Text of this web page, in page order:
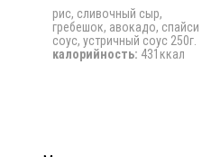
рис, сливочный сыр,
гребешок, авокадо, спайси
соус, устричный соус 250г.
калорийность: 431ккал